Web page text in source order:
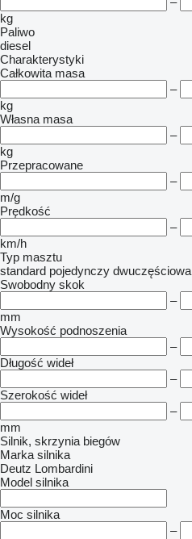
kg
Paliwo
diesel
Charakterystyki
Całkowita masa
–
kg
Własna masa
–
kg
Przepracowane
–
m/g
Prędkość
–
km/h
Typ masztu
standard pojedynczy dwuczęściowa
Swobodny skok
–
mm
Wysokość podnoszenia
–
Długość wideł
–
Szerokość wideł
–
mm
Silnik, skrzynia biegów
Marka silnika
Deutz Lombardini
Model silnika
Moc silnika
–